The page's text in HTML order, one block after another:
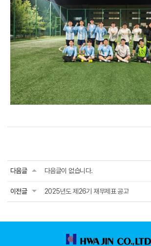
다음글 다음글이 없습니다.
이전글 2025년도 제26기 재무제표 공고